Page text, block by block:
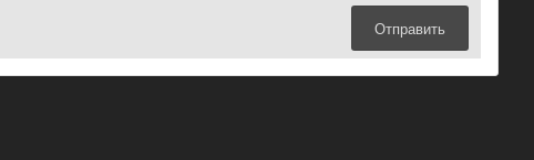
Отправить